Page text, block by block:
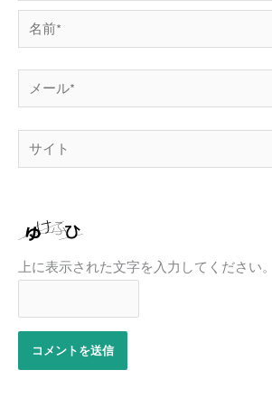
前
*
ー
ル
イ
上に表示された文字を入力してください。